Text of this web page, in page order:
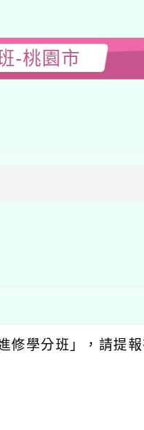
-桃園市
修學分班」，請提